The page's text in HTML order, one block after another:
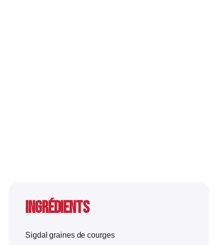
Ingrédients
Sigdal graines de courges